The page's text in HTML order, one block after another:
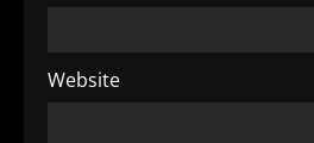
Website